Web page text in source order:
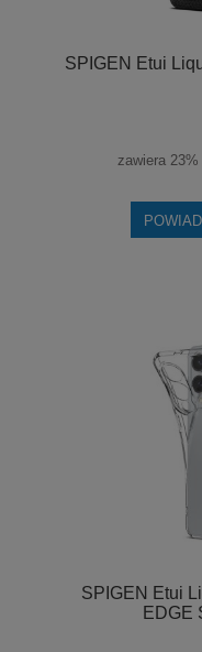
SPIGEN Etui
zawiera
SPIGEN Etui
EDGE